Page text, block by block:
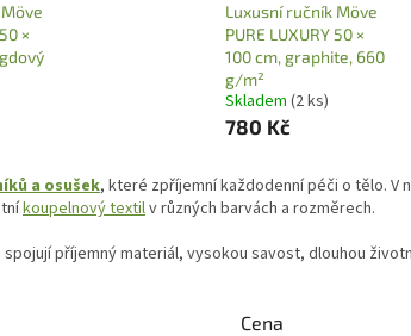
×
Luxusní ručník Möve
PURE LUXURY 50 ×
100 cm, graphite, 660
g/m²
Skladem (2 ks)
780 Kč
a osušek, které zpříjemní každodenní péči o tělo. V
koupelnový textilv různých barvách a rozměrech.
příjemný materiál, vysokou savost, dlouhou
Cena